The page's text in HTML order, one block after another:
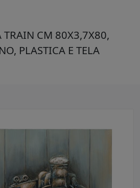
TRAIN CM 80X3,7X80,
PLASTICA E TELA